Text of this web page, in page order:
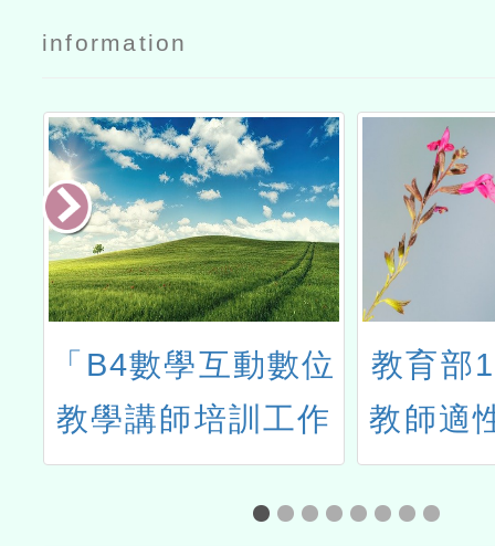
information
「B4數學互動數位
教學講師培訓工作
坊」
教育部
教師適
平臺生
研究基